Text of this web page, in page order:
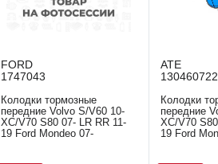
FORD
1747043
Колодки тормозные
передние Volvo S/V60 10-
XC/V70 S80 07- LR RR 11-
19 Ford Mondeo 07-
ATE
Колодки
передние
XC/V70
19 Ford